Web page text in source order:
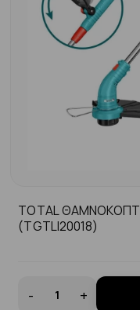
TOTAL
(TGTLI20018)
- +